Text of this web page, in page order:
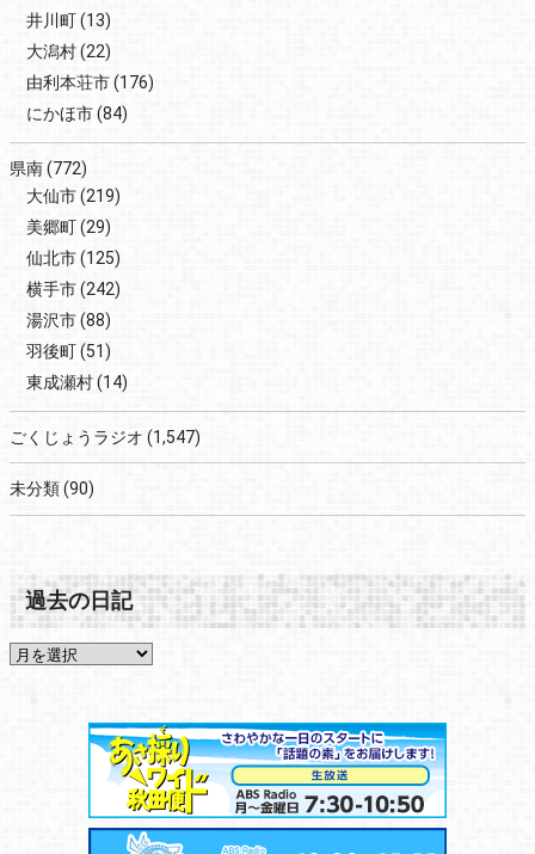
井川町(13)
大潟村(22)
由利本荘市(176)
にかほ市(84)
県南(772)
大仙市(219)
美郷町(29)
仙北市(125)
横手市(242)
湯沢市(88)
羽後町(51)
東成瀬村(14)
ごくじょうラジオ (1,547)
未分類(90)
過去の日記